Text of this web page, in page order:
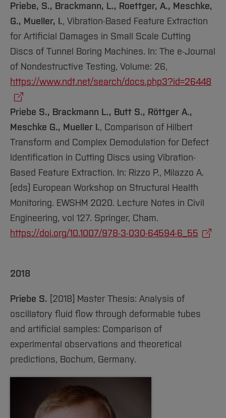
Priebe, S., Brackmann, L., Roettger, A., Meschke,
G., Mueller, I., Vibration-Based Feature Extraction
for Artificial Damages in Small Scale Cutting
Discs of Tunnel Boring Machines. In: The e-Journal
of Nondestructive Testing, Volume: 26,
https://www.ndt.net/search/docs.php3?id=26448
Priebe S., Brackmann L., Butt S., Röttger A.,
Meschke G., Mueller I., Comparison of Hilbert
Transform and Complex Demodulation for Defect
Identification in Cutting Discs using Vibration-
Based Feature Extraction. In: Rizzo P., Milazzo A.
(eds) European Workshop on Structural Health
Monitoring. EWSHM 2020. Lecture Notes in Civil
Engineering, vol 127. Springer, Cham.
https://doi.org/10.1007/978-3-030-64594-6_55
2018
Priebe S. [2018] Master Thesis: Analysis of
oscillatory fluid flow through deformable tubes
and artificial samples: Comparison of
experimental observations and theoretical
predictions, Bochum, Germany.